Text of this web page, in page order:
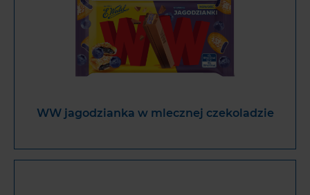
WW jagodzianka w mlecznej czekoladzie